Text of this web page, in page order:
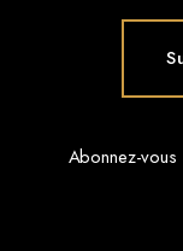
Abonnez-